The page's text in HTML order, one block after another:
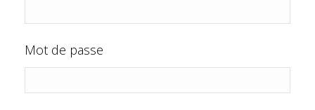
Mot de passe